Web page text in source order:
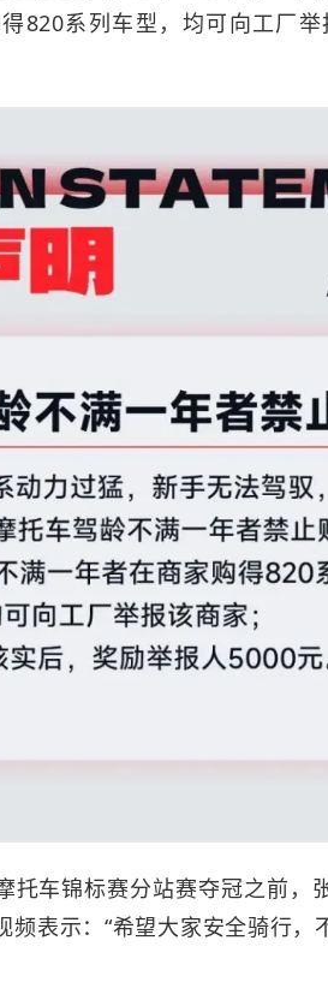
820系列车型，均可向工厂
托车锦标赛分站赛夺冠之前，
频表示：“希望大家安全骑行，